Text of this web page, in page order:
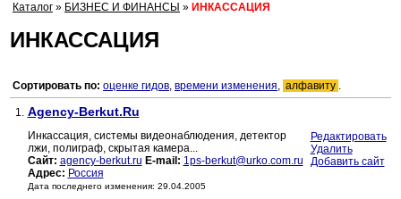
Каталог » БИЗНЕС И ФИНАНСЫ » ИНКАССАЦИЯ
ИНКАССАЦИЯ
Сортировать по: оценке гидов, времени изменения, алфавиту .
1. Agency-Berkut.Ru
Инкассация, системы видеонаблюдения, детектор
лжи, полиграф, скрытая камера...
Сайт: agency-berkut.ru E-mail: 1ps-berkut@urko.com.ru
Адрес: Россия
Дата последнего изменения: 29.04.2005
Редактировать
Удалить
Добавить сайт